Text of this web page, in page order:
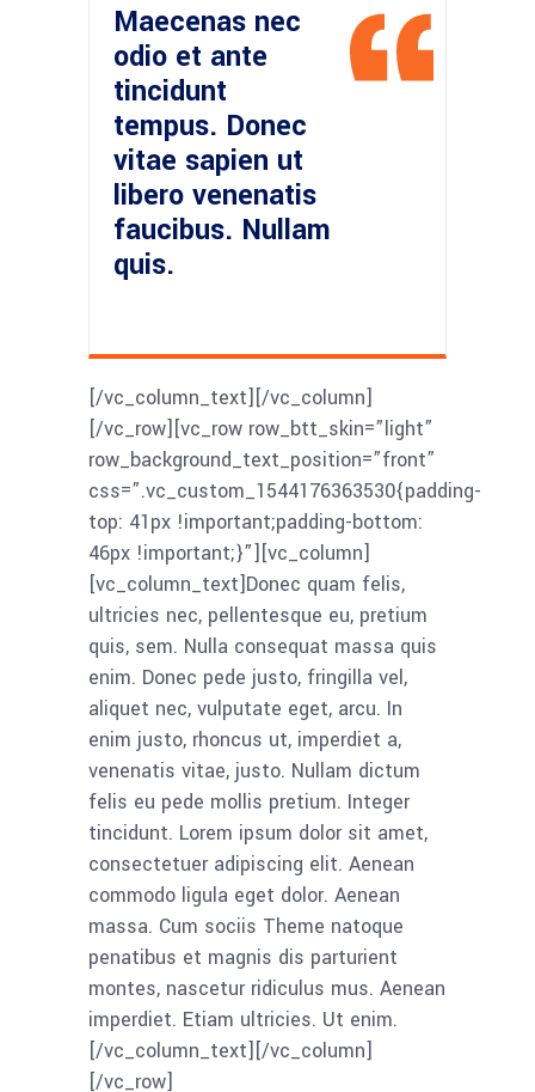
Maecenas nec
odio et ante
tincidunt
tempus. Donec
vitae sapien ut
libero venenatis
faucibus. Nullam
quis.
[/vc_column_text][/vc_column]
[/vc_row][vc_row row_btt_skin=”light”
row_background_text_position=”front”
css=”.vc_custom_1544176363530{padding-
top: 41px !important;padding-bottom:
46px !important;}”][vc_column]
[vc_column_text]Donec quam felis,
ultricies nec, pellentesque eu, pretium
quis, sem. Nulla consequat massa quis
enim. Donec pede justo, fringilla vel,
aliquet nec, vulputate eget, arcu. In
enim justo, rhoncus ut, imperdiet a,
venenatis vitae, justo. Nullam dictum
felis eu pede mollis pretium. Integer
tincidunt. Lorem ipsum dolor sit amet,
consectetuer adipiscing elit. Aenean
commodo ligula eget dolor. Aenean
massa. Cum sociis Theme natoque
penatibus et magnis dis parturient
montes, nascetur ridiculus mus. Aenean
imperdiet. Etiam ultricies. Ut enim.
[/vc_column_text][/vc_column]
[/vc_row]